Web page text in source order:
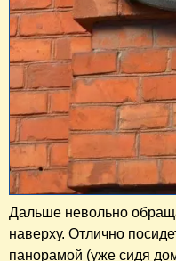
Дальше невольно
наверху. Отлично
панорамой (уже сидя